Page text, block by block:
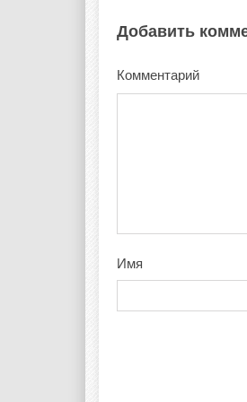
Добавить
Комментарий
Имя